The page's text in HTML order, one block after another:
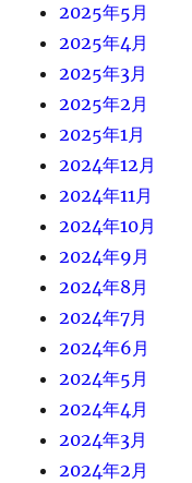
2025年5月
2025年4月
2025年3月
2025年2月
2025年1月
2024年12月
2024年11月
2024年10月
2024年9月
2024年8月
2024年7月
2024年6月
2024年5月
2024年4月
2024年3月
2024年2月